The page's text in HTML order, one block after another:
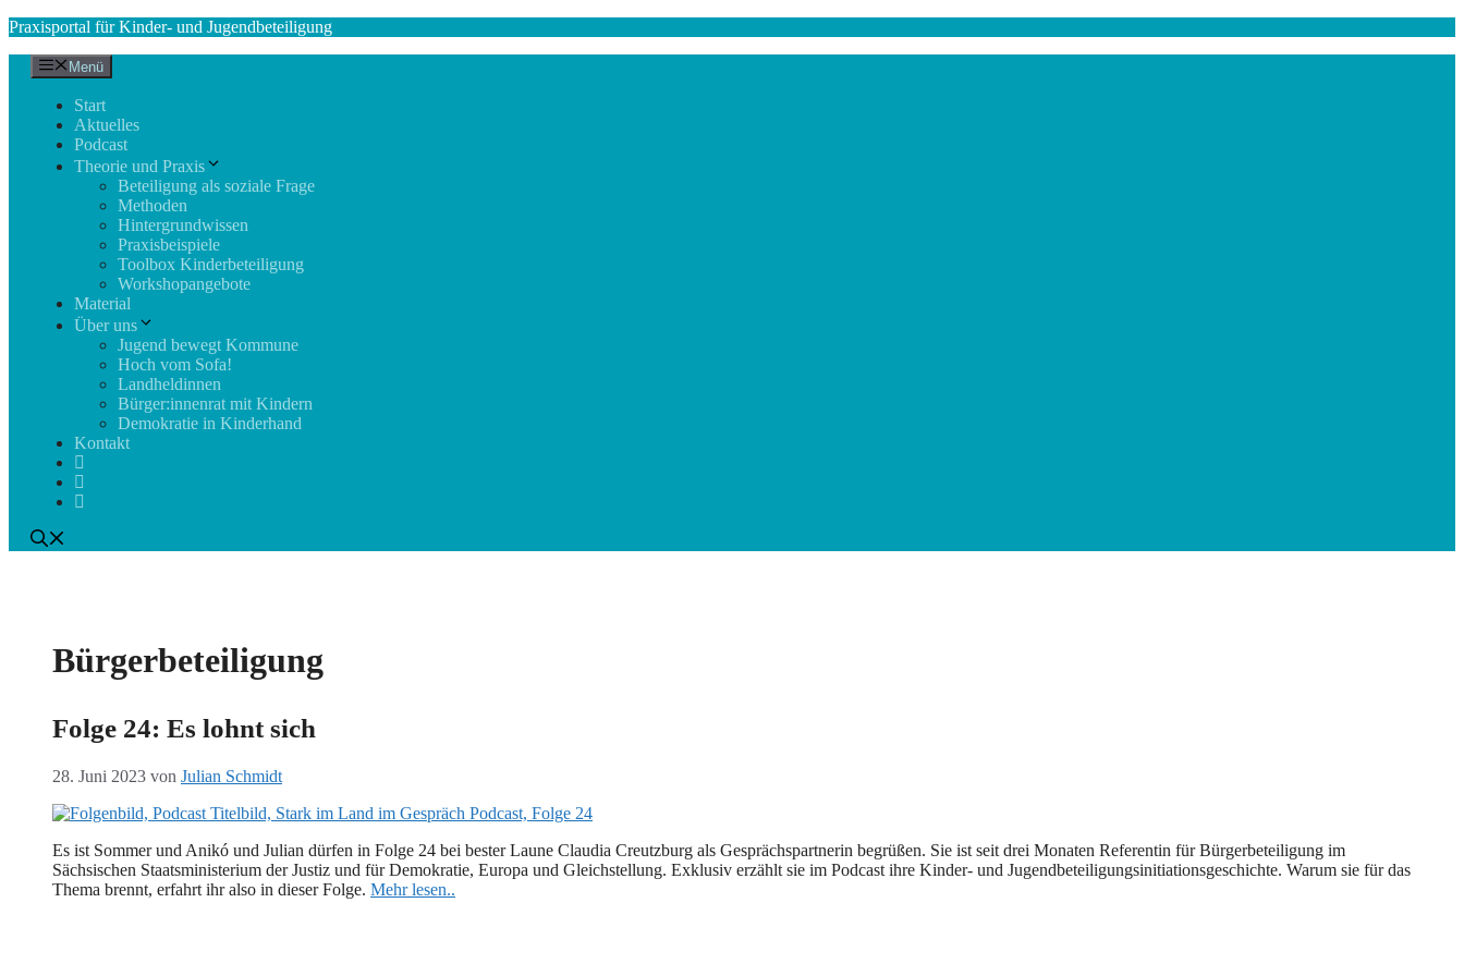
Zum
springen
Praxisportal für Kinder- und Jugendbeteiligung
Menü
Start
Aktuelles
Podcast
Theorie und Praxis
Beteiligung als soziale Frage
Methoden
Hintergrundwissen
Praxisbeispiele
Toolbox Kinderbeteiligung
Workshopangebote
Material
Über uns
Jugend bewegt Kommune
Hoch vom Sofa!
Landheldinnen
Bürger:innenrat mit Kindern
Demokratie in Kinderhand
Kontakt
Bürgerbeteiligung
Folge 24: Es lohnt sich
28. Juni 2023 von Julian Schmidt
Es ist Sommer und Anikó und Julian dürfen in Folge 24 bei bester Laune Claudia Creutzburg als Gesprächspartnerin begrüßen. Sie ist seit drei Monaten Referentin für Bürgerbeteiligung im
Sächsischen Staatsministerium der Justiz und für Demokratie, Europa und Gleichstellung. Exklusiv erzählt sie im Podcast ihre Kinder- und Jugendbeteiligungsinitiationsgeschichte. Warum sie für das
Thema brennt, erfahrt ihr also in dieser Folge. Mehr lesen..